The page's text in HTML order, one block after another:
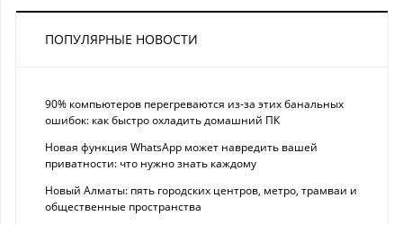
ПОПУЛЯРНЫЕ НОВОСТИ
90% компьютеров перегреваются из-за этих банальных
ошибок: как быстро охладить домашний ПК
Новая функция WhatsApp может навредить вашей
приватности: что нужно знать каждому
Новый Алматы: пять городских центров, метро, трамваи и
общественные пространства